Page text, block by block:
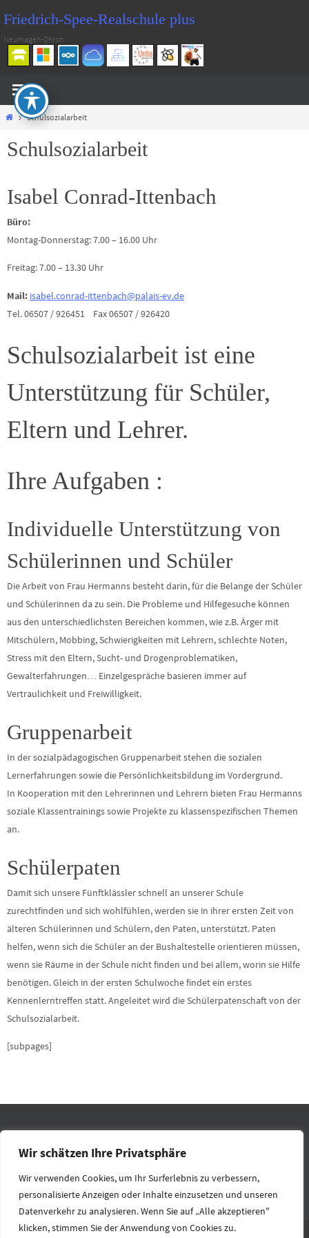
Wir schätzen Ihre Privatsphäre
Wir verwenden Cookies, um Ihr Surferlebnis zu verbessern,
personalisierte Anzeigen oder Inhalte einzusetzen und unseren
Datenverkehr zu analysieren. Wenn Sie auf „Alle akzeptieren"
klicken, stimmen Sie der Anwendung von Cookies zu.
Inhalt
springen
Friedrich-Spee-Realschule plus
Neumagen-Dhron
StartSchulsozialarbeit
Schulsozialarbeit
Isabel Conrad-Ittenbach
Büro:
Montag-Donnerstag: 7.00 – 16.00 Uhr
Freitag: 7.00 – 13.30 Uhr
Mail: isabel.conrad-ittenbach@palais-ev.de
Tel. 06507 / 926451 Fax 06507 / 926420
Schulsozialarbeit ist eine
Unterstützung für Schüler,
Eltern und Lehrer.
Ihre Aufgaben :
Individuelle Unterstützung von
Schülerinnen und Schüler
Die Arbeit von Frau Hermanns besteht darin, für die Belange der Schüler
und Schülerinnen da zu sein. Die Probleme und Hilfegesuche können
aus den unterschiedlichsten Bereichen kommen, wie z.B. Ärger mit
Mitschülern, Mobbing, Schwierigkeiten mit Lehrern, schlechte Noten,
Stress mit den Eltern, Sucht- und Drogenproblematiken,
Gewalterfahrungen… Einzelgespräche basieren immer auf
Vertraulichkeit und Freiwilligkeit.
Gruppenarbeit
In der sozialpädagogischen Gruppenarbeit stehen die sozialen
Lernerfahrungen sowie die Persönlichkeitsbildung im Vordergrund.
In Kooperation mit den Lehrerinnen und Lehrern bieten Frau Hermanns
soziale Klassentrainings sowie Projekte zu klassenspezifischen Themen
an.
Schülerpaten
Damit sich unsere Fünftklässler schnell an unserer Schule
zurechtfinden und sich wohlfühlen, werden sie in ihrer ersten Zeit von
älteren Schülerinnen und Schülern, den Paten, unterstützt. Paten
helfen, wenn sich die Schüler an der Bushaltestelle orientieren müssen,
wenn sie Räume in der Schule nicht finden und bei allem, worin sie Hilfe
benötigen. Gleich in der ersten Schulwoche findet ein erstes
Kennenlerntreffen statt. Angeleitet wird die Schülerpatenschaft von der
Schulsozialarbeit.
[subpages]
IMPRESSUM DATENSCHUTZ RECHTLICHES
HOME
Präsentiert vonNirvana&WordPress.